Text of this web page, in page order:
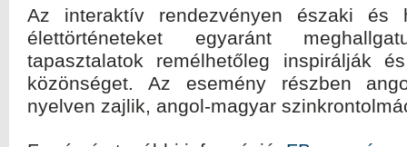
Az interaktív rendezvényen északi és
élettörténeteket egyaránt
tapasztalatok remélhetőleg inspirálják
közönséget. Az esemény részben
nyelven zajlik, angol-magyar